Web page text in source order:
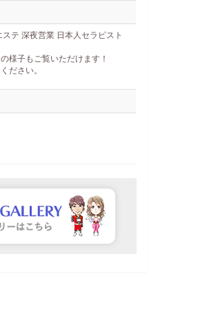
テ 深夜営業 日本人セラピスト
様子もご覧いただけます！
ださい。